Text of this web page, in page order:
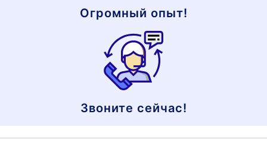
Огромный опыт!
Звоните сейчас!